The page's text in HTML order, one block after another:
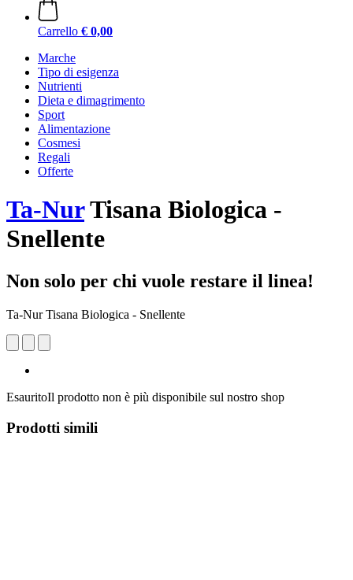
Carrello € 0,00
Marche
Tipo di esigenza
Nutrienti
Dieta e dimagrimento
Sport
Alimentazione
Cosmesi
Regali
Offerte
Ta-NurTisana Biologica -
Snellente
Non solo per chi vuole restare il linea!
Ta-Nur Tisana Biologica - Snellente
EsauritoIl prodotto non è più disponibile sul nostro shop
Prodotti simili